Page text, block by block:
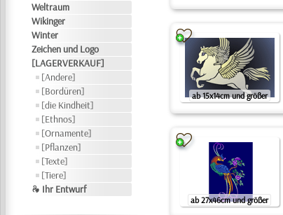
Weltraum
Wikinger
Winter
Zeichen und Logo
[LAGERVERKAUF]
[Andere]
[Bordüren]
[die Kindheit]
[Ethnos]
[Ornamente]
[Pflanzen]
[Texte]
[Tiere]
❧ Ihr Entwurf
ab 15x14cm und größer
ab 27x46cm und größer